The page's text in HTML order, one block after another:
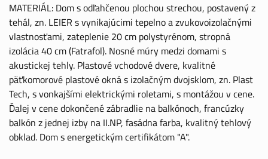
MATERIÁL: Dom s odľahčenou plochou strechou, postavený z
tehál, zn. LEIER s vynikajúcimi tepelno a zvukovoizolačnými
vlastnosťami, zateplenie 20 cm polystyrénom, stropná
izolácia 40 cm (Fatrafol). Nosné múry medzi domami s
akustickej tehly. Plastové vchodové dvere, kvalitné
päťkomorové plastové okná s izolačným dvojsklom, zn. Plast
Tech, s vonkajšími elektrickými roletami, s montážou v cene.
Ďalej v cene dokončené zábradlie na balkónoch, francúzky
balkón z jednej izby na II.NP, fasádna farba, kvalitný tehlový
obklad. Dom s energetickým certifikátom "A".